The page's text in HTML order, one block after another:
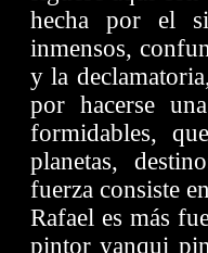
hecha por el
inmensos,
y la
por hacerse
formidables,
planetas,
fuerza consiste
Rafael es más
pintor yanqui